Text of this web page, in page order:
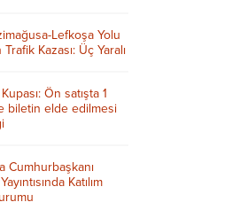
Lefkoşa Yolu
Kazası: Üç Yaralı
Ön satışta 1
biletin elde edilmesi
Cumhurbaşkanı
Katılım